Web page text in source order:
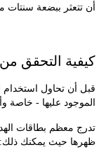
ببضعة سنتات متبقية.
التحقق من
تحاول استخدام
عليها - خاصة وأن
حيث يمكنك ذلك: